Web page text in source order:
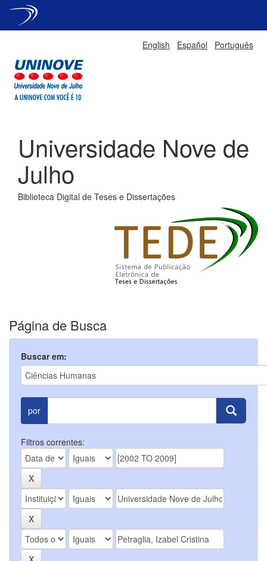
English Español Português
Universidade Nove de
Julho
Biblioteca Digital de Teses e Dissertações
Página de Busca
Buscar em:
por
Filtros correntes: